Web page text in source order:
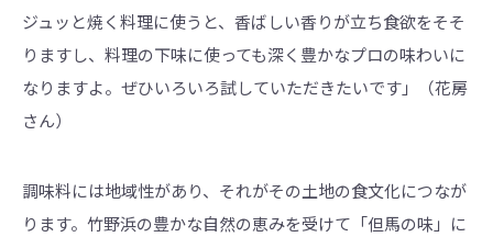
ジュッと焼く料理に使うと、香ばしい香りが立ち食欲をそそ
りますし、料理の下味に使っても深く豊かなプロの味わいに
なりますよ。ぜひいろいろ試していただきたいです」（花房
さん）
調味料には地域性があり、それがその土地の食文化につなが
ります。竹野浜の豊かな自然の恵みを受けて「但馬の味」に